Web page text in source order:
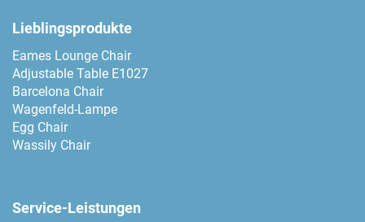
Lieblingsprodukte
Eames Lounge Chair
Adjustable Table E1027
Barcelona Chair
Wagenfeld-Lampe
Egg Chair
Wassily Chair
Service-Leistungen